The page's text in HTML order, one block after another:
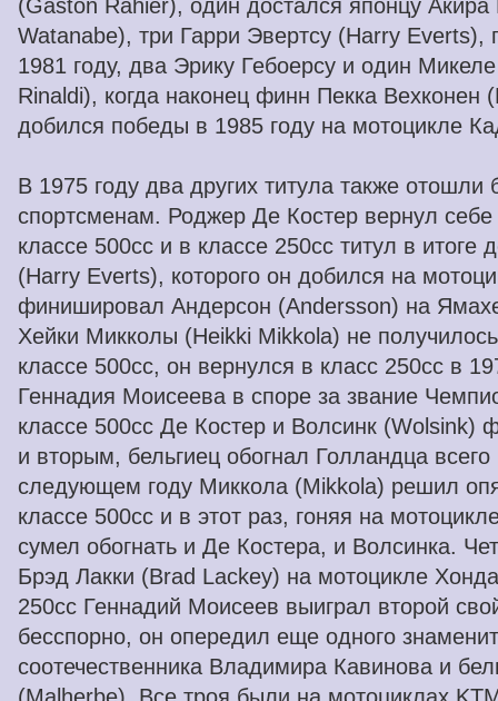
(Gaston Rahier), один достался японцу Акира
Watanabe), три Гарри Эвертсу (Harry Everts),
1981 году, два Эрику Гебоерсу и один
Rinaldi), когда наконец финн Пекка Вехконен
добился победы в 1985 году на мотоцикле
В 1975 году два других титула также отошли
спортсменам. Роджер Де Костер вернул
классе 500cc и в классе 250cc титул в итоге
(Harry Everts), которого он добился на
финишировал Андерсон (Andersson) на
Хейки Микколы (Heikki Mikkola) не получилось
классе 500сс, он вернулся в класс 250cc в
Геннадия Моисеева в споре за звание
классе 500сс Де Костер и Волсинк
и вторым, бельгиец обогнал Голландца
следующем году Миккола (Mikkola) решил
классе 500cc и в этот раз, гоняя на
сумел обогнать и Де Костера, и Волсинка.
Брэд Лакки (Brad Lackey) на мотоцикле
250cc Геннадий Моисеев выиграл второй
бесспорно, он опередил еще одного
соотечественника Владимира Кавинова и